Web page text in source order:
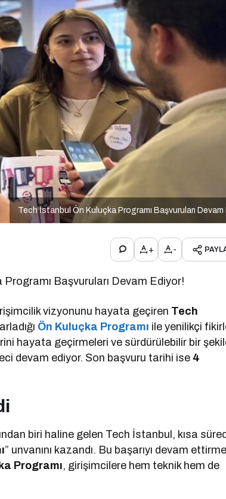
Tech İstanbul Ön Kuluçka Programı Başvuruları Devam
+ -
Başvuruları Devam Ediyor!
vizyonunu hayata geçiren Tech
Ön Kuluçka Programı ile yenilikçi
hayata geçirmeleri ve sürdürülebilir bir
devam ediyor. Son başvuru tarihi ise 4
biri haline gelen Tech İstanbul, kısa
” unvanını kazandı. Bu başarıyı devam
Programı, girişimcilere hem teknik hem de